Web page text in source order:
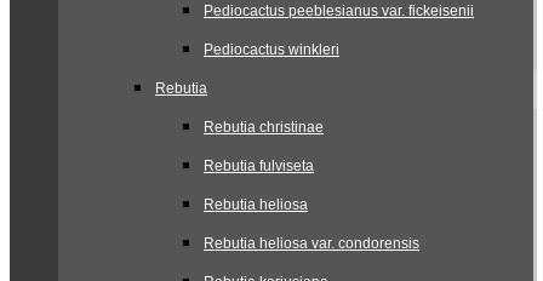
Pediocactus peeblesianus var. fickeisenii
Pediocactus winkleri
Rebutia
Rebutia christinae
Rebutia fulviseta
Rebutia heliosa
Rebutia heliosa var. condorensis